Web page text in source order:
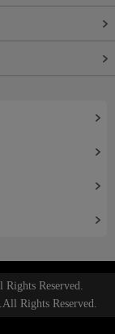
Reserved.
Rights Reserved.